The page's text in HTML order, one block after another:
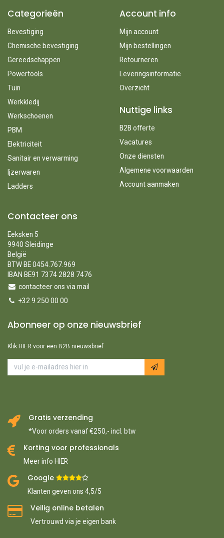
Categorieën
Bevestiging
Chemische bevestiging
Gereedschappen
Powertools
Tuin
Werkkledij
Werkschoenen
PBM
Elektriciteit
Sanitair en verwarming
Ijzerwaren
Ladders
Account info
Mijn account
Mijn bestellingen
Retourneren
Leveringsinformatie
Overzicht
Nuttige links
B2B offerte
Vacatures
Onze diensten
Algemene voorwaarden
Account aanmaken
Contacteer ons
Eeksken 5
9940 Sleidinge
België
BTW BE 0454.767.969
IBAN BE91 7374 2828 7476
contacteer ons via mail
+32 9 250 00 00
Abonneer op onze nieuwsbrief
Klik HIER voor een B2B nieuwsbrief
Gratis verzending
*Voor orders vanaf €250,- incl. btw
Korting voor professionals
Meer info HIER
Google ​
Klanten geven ons 4,5/5
Veilig online betalen
Vertrouwd via je eigen bank